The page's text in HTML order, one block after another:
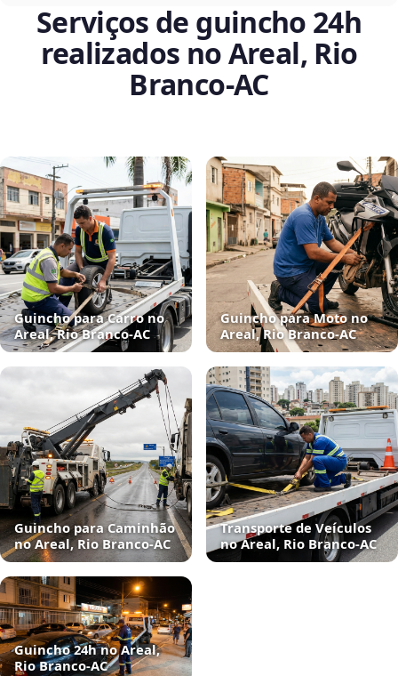
Serviços de guincho 24h
realizados no Areal, Rio
Branco‑AC
Guincho para Carro no
Areal, Rio Branco‑AC
Guincho para Moto no
Areal, Rio Branco‑AC
Guincho para Caminhão
no Areal, Rio Branco‑AC
Transporte de Veículos
no Areal, Rio Branco‑AC
Guincho 24h no Areal,
Rio Branco‑AC